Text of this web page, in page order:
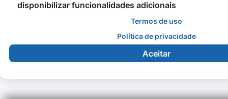
disponibilizar funcionalidades adicionais
Termos de uso
Política de privacidade
Aceitar